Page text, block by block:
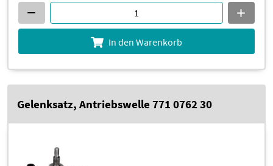
In den Warenkorb
Gelenksatz, Antriebswelle 771 0762 30